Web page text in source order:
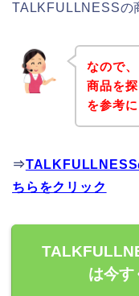
TALKFULLNESSの
なので
商品を
を参考
⇒TALKFULLNESS
ちらをクリック
は今す